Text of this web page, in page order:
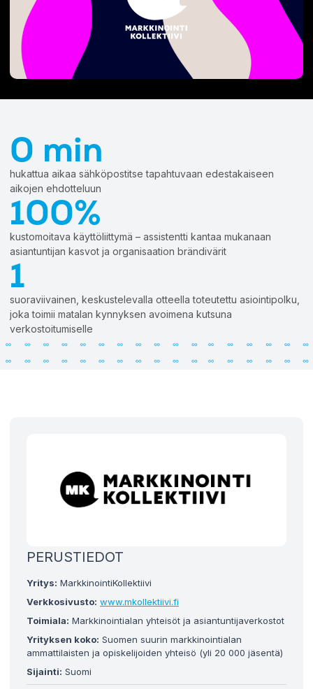
Sales Assistant
Exit Intent
CONVERSION INSIGHTS
Company Identification
Source Insights
Visitor Tracking
Journey Insights
Campaign Insights
AJANKOHTAISTA
Olemme nyt Leadoo AI
Personointi
Testit & laskurit
Kokeile Leadoo LITEa
KUMPPANUUS & URA
Kumppanuus
Ura (Tule meille töihin!)
Get a demo
0 min
hukattua aikaa sähköpostitse tapahtuvaan edestakaiseen
aikojen ehdotteluun
100%
kustomoitava käyttöliittymä – assistentti kantaa mukanaan
asiantuntijan kasvot ja organisaation brändivärit
1
suoraviivainen, keskustelevalla otteella toteutettu asiointipolku,
joka toimii matalan kynnyksen avoimena kutsuna
verkostoitumiselle
PERUSTIEDOT
Yritys: MarkkinointiKollektiivi
Verkkosivusto: www.mkollektiivi.fi
Toimiala: Markkinointialan yhteisöt ja asiantuntijaverkostot
Yrityksen koko: Suomen suurin markkinointialan
ammattilaisten ja opiskelijoiden yhteisö (yli 20 000 jäsentä)
Sijainti: Suomi